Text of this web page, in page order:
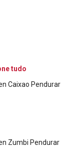
tudo
Caixao Pendurar
Zumbi Pendurar